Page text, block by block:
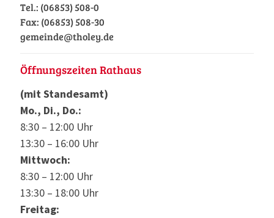
Tel.: (06853) 508-0
Fax: (06853) 508-30
gemeinde@tholey.de
Öffnungszeiten Rathaus
(mit Standesamt)
Mo., Di., Do.:
8:30 – 12:00 Uhr
13:30 – 16:00 Uhr
Mittwoch:
8:30 – 12:00 Uhr
13:30 – 18:00 Uhr
Freitag: